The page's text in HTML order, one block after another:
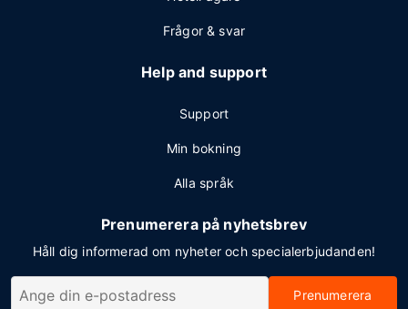
Frågor & svar
Help and support
Support
Min bokning
Alla språk
Prenumerera på nyhetsbrev
Håll dig informerad om nyheter och specialerbjudanden!
Prenumerera